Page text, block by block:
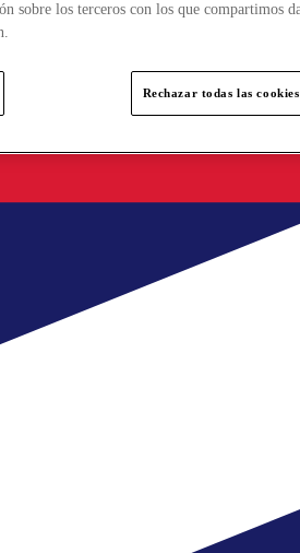
sobre los terceros con los que compartimos
Rechazar todas las cookies